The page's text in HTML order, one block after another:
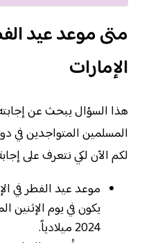
الإمارات
هذا السؤال يبحث عن
المسلمين المتواجدين في
لكم الآن لكي نتعرف على
موعد عيد الفطر في
2024 ميلادياً.